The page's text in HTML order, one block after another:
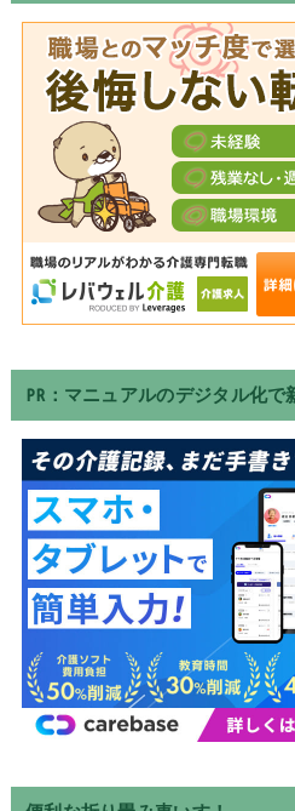
PR：マニュアルのデジタル化で